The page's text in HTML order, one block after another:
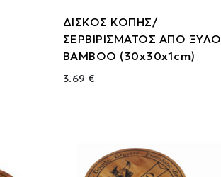
ΔΙΣΚΟΣ ΚΟΠΗΣ/
ΣΕΡΒΙΡΙΣΜΑΤΟΣ ΑΠΟ ΞΥΛΟ
ΒΑΜΒΟΟ (30x30x1cm)
3.69 €